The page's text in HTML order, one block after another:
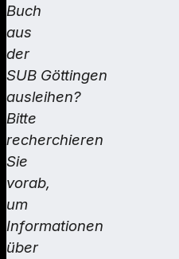
Buch
aus
der
SUB Göttingen
ausleihen?
Bitte
recherchieren
Sie
vorab,
um
Informationen
über